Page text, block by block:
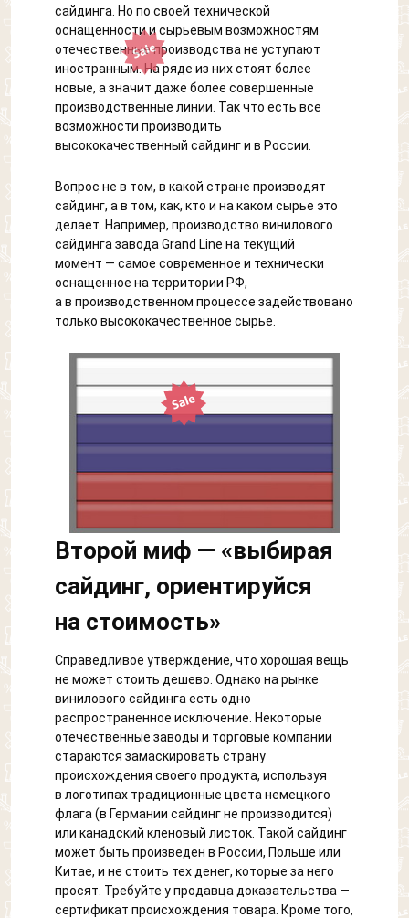
сайдинга. Но по своей технической
оснащенности и сырьевым возможностям
отечественные производства не уступают
иностранным. На ряде из них стоят более
новые, а значит даже более совершенные
производственные линии. Так что есть все
возможности производить
высококачественный сайдинг и в России.
Вопрос не в том, в какой стране производят
сайдинг, а в том, как, кто и на каком сырье это
делает. Например, производство винилового
сайдинга завода Grand Line на текущий
момент — самое современное и технически
оснащенное на территории РФ,
а в производственном процессе задействовано
только высококачественное сырье.
Второй миф — «выбирая
сайдинг, ориентируйся
на стоимость»
Справедливое утверждение, что хорошая вещь
не может стоить дешево. Однако на рынке
винилового сайдинга есть одно
распространенное исключение. Некоторые
отечественные заводы и торговые компании
стараются замаскировать страну
происхождения своего продукта, используя
в логотипах традиционные цвета немецкого
флага (в Германии сайдинг не производится)
или канадский кленовый листок. Такой сайдинг
может быть произведен в России, Польше или
Китае, и не стоить тех денег, которые за него
просят. Требуйте у продавца доказательства —
сертификат происхождения товара. Кроме того,